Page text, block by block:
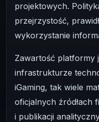
projektowych.
przejrzystość,
wykorzystanie
Zawartość platformy
infrastrukturze
iGaming, tak wiele
oficjalnych źródłach
i publikacji